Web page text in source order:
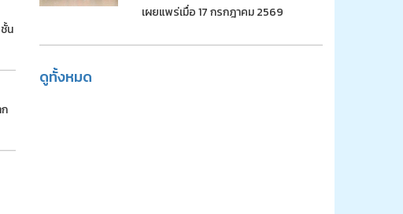
น
เผยแพร่เมื่อ 17 กรกฎาคม 2569
ดูทั้งหมด